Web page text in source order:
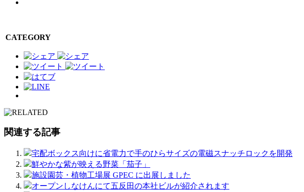
CATEGORY
関連する記事
宅配ボックス向けに省電力で手のひらサイズの電磁スナッチロックを開発
鮮やかな紫が映える野菜「茄子」
施設園芸・植物工場展 GPEC に出展しました
オープンしなけんにて五反田の本社ビルが紹介されます